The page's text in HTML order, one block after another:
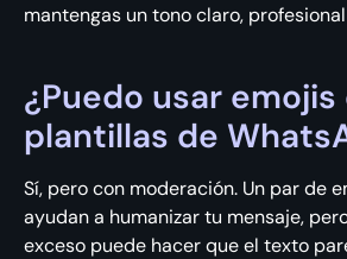
mantengas un tono claro,
¿Puedo usar emojis
plantillas de
Sí, pero con moderación. Un par de
ayudan a humanizar tu mensaje,
exceso puede hacer que el texto